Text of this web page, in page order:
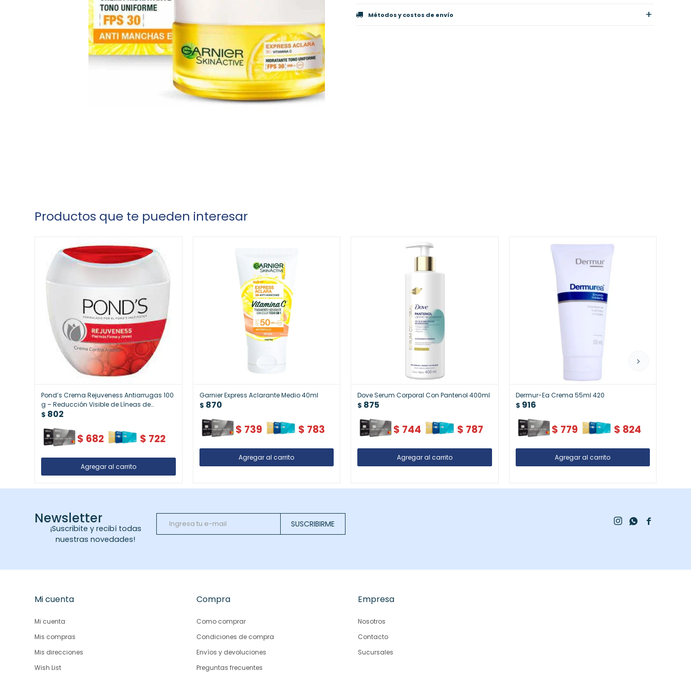
Métodos y costos de envío
Productos que te pueden interesar
Pond’s Crema Rejuveness Antiarrugas 100
g – Reducción Visible de Líneas de
Expresión
$ 802
$ 682 $ 722
Garnier Express Aclarante Medio 40ml
$ 870
$ 739 $ 783
Dove Serum Corporal Con Pantenol 400ml
$ 875
$ 744 $ 787
Dermur-Ea Crema 55ml 420
$ 916
$ 779 $ 824
Newsletter
¡Suscribite y recibí todas
nuestras novedades!
SUSCRIBIRME 
 
Mi cuenta
Mi cuenta
Mis compras
Mis direcciones
Wish List
Compra
Como comprar
Condiciones de compra
Envíos y devoluciones
Preguntas frecuentes
Empresa
Nosotros
Contacto
Sucursales